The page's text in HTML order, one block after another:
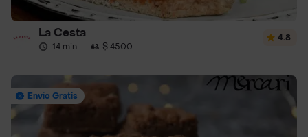
La Cesta
14 min · $ 4500
4.8
Envío Gratis